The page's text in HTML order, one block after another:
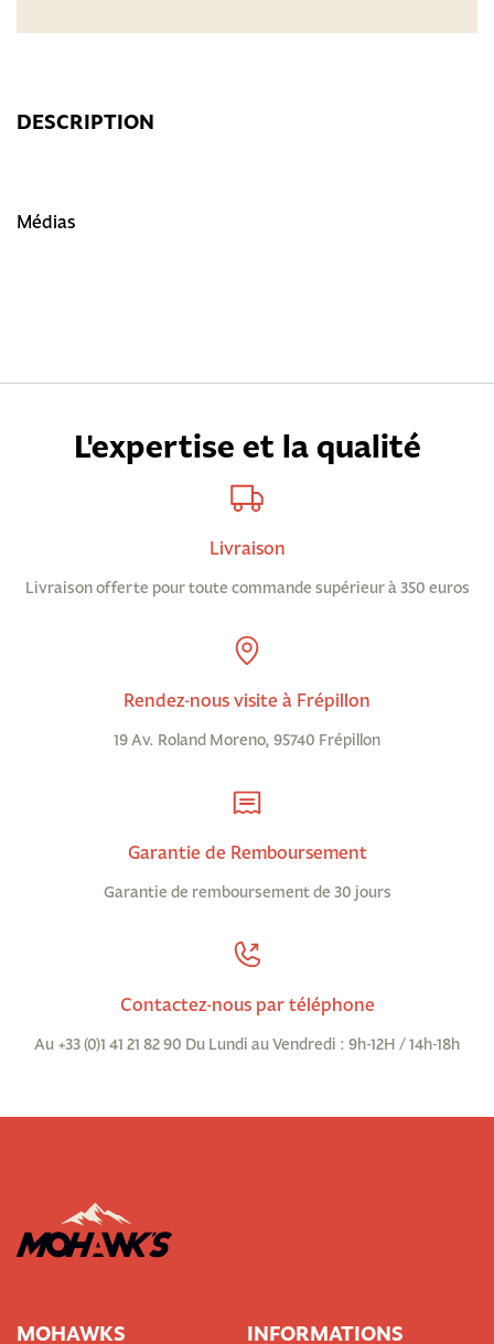
DESCRIPTION
Médias
L'expertise et la qualité
Livraison
Livraison offerte pour toute commande supérieur à 350 euros
Rendez-nous visite à Frépillon
19 Av. Roland Moreno, 95740 Frépillon
Garantie de Remboursement
Garantie de remboursement de 30 jours
Contactez-nous par téléphone
Au +33 (0)1 41 21 82 90 Du Lundi au Vendredi : 9h-12H / 14h-18h
MOHAWKS
INFORMATIONS